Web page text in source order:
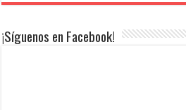
¡Síguenos en Facebook!